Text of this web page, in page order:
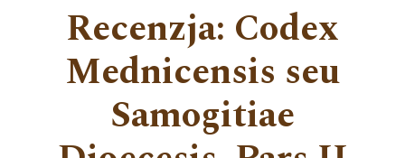
Recenzja: Codex
Mednicensis seu
Samogitiae